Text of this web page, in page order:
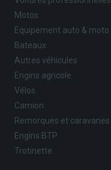
Motos
Equipement auto & moto
Bateaux
Autres véhicules
Engins agricole
Vélos
Camion
Remorques et caravanes
Engins BTP
Trotinette